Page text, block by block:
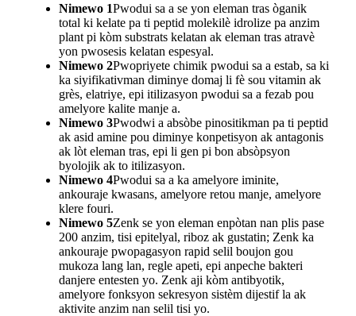
Nimewo 1Pwodui sa a se yon eleman tras òganik
total ki kelate pa ti peptid molekilè idrolize pa anzim
plant pi kòm substrats kelatan ak eleman tras atravè
yon pwosesis kelatan espesyal.
Nimewo 2Pwopriyete chimik pwodui sa a estab, sa ki
ka siyifikativman diminye domaj li fè sou vitamin ak
grès, elatriye, epi itilizasyon pwodui sa a fezab pou
amelyore kalite manje a.
Nimewo 3Pwodwi a absòbe pinositikman pa ti peptid
ak asid amine pou diminye konpetisyon ak antagonis
ak lòt eleman tras, epi li gen pi bon absòpsyon
byolojik ak to itilizasyon.
Nimewo 4Pwodui sa a ka amelyore iminite,
ankouraje kwasans, amelyore retou manje, amelyore
klere fouri.
Nimewo 5Zenk se yon eleman enpòtan nan plis pase
200 anzim, tisi epitelyal, riboz ak gustatin; Zenk ka
ankouraje pwopagasyon rapid selil boujon gou
mukoza lang lan, regle apeti, epi anpeche bakteri
danjere entesten yo. Zenk aji kòm antibyotik,
amelyore fonksyon sekresyon sistèm dijestif la ak
aktivite anzim nan selil tisi yo.